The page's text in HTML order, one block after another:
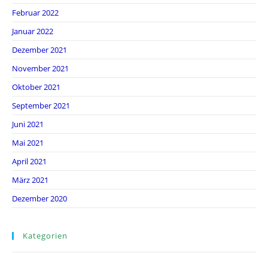
Februar 2022
Januar 2022
Dezember 2021
November 2021
Oktober 2021
September 2021
Juni 2021
Mai 2021
April 2021
März 2021
Dezember 2020
Kategorien